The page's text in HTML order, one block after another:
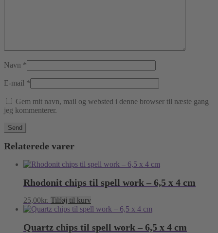
Navn *
E-mail *
Gem mit navn, mail og websted i denne browser til næste gang
jeg kommenterer.
Relaterede varer
Rhodonit chips til spell work – 6,5 x 4 cm
25,00kr. Tilføj til kurv
Quartz chips til spell work – 6,5 x 4 cm